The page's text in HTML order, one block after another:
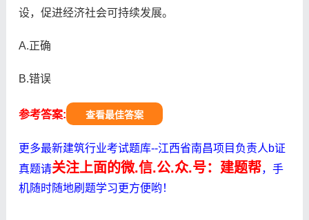
设，促进经济社会可持续发展。
A.正确
B.错误
参考答案: 查看最佳答案
更多最新建筑行业考试题库--江西省南昌项目负责人b证
真题请关注上面的微.信.公.众.号：建题帮，手
机随时随地刷题学习更方便哟！